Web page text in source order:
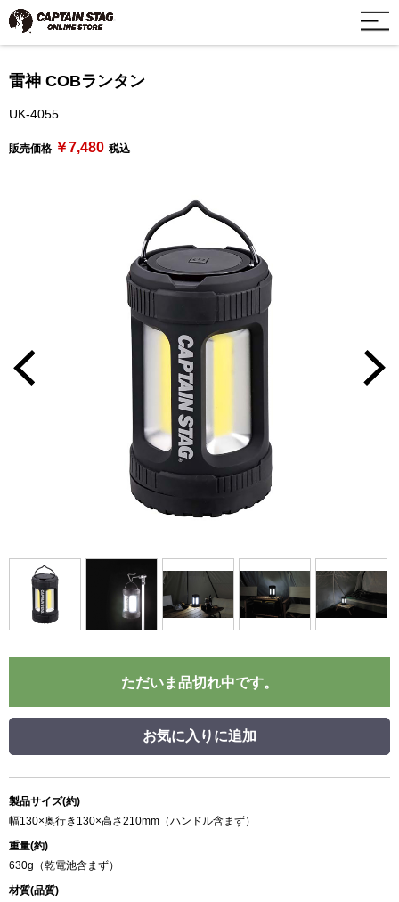
雷神 COBランタン
UK-4055
販売価格 ￥7,480 税込
ただいま品切れ中です。
お気に入りに追加
製品サイズ(約)
幅130×奥行き130×高さ210mm（ハンドル含まず）
重量(約)
630g（乾電池含まず）
材質(品質)